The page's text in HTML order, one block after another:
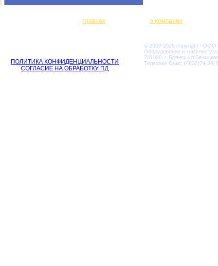
главная о компании
ПОЛИТИКА КОНФИДЕНЦИАЛЬНОСТИ
СОГЛАСИЕ НА ОБРАБОТКУ ПД
© 2009-2025 copyright - ООО
Оборудование и
241000, г. Брянск
Телефон/ Факс: (4832)74-34-